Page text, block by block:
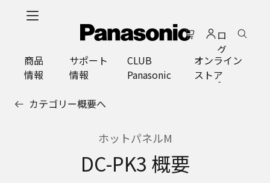
ロ
グ
イ
ン
商品
情報
サポート
情報
CLUB
Panasonic
オンライン
ストア
カテゴリー概要へ
ホットパネルM
DC-PK3 概要